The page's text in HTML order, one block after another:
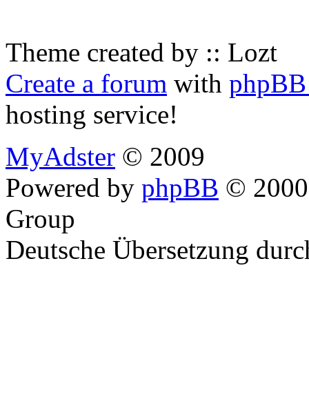
Theme created by :: Lozt
Create a forum with
hosting service!
MyAdster © 2009
Powered by phpBB ©
Group
Deutsche Übersetzung